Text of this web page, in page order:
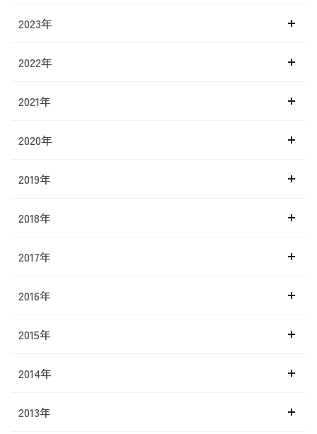
2023年
2022年
2021年
2020年
2019年
2018年
2017年
2016年
2015年
2014年
2013年